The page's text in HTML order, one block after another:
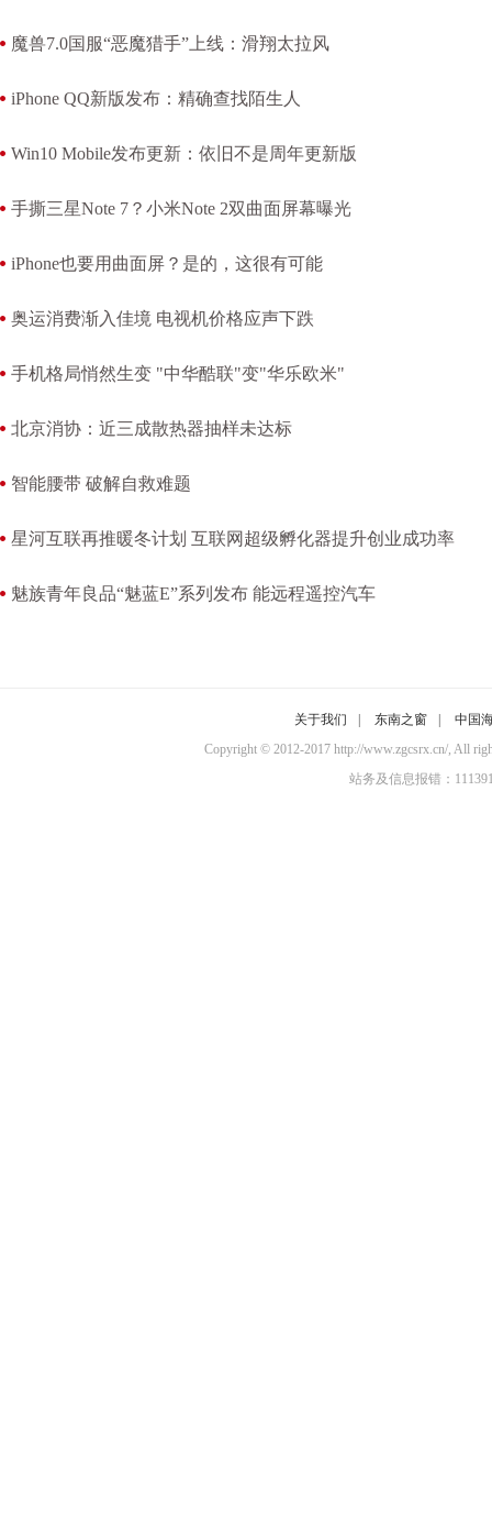
魔兽7.0国服“恶魔猎手”上线：滑翔太拉风
iPhone QQ新版发布：精确查找陌生人
Win10 Mobile发布更新：依旧不是周年更新版
手撕三星Note 7？小米Note 2双曲面屏幕曝光
iPhone也要用曲面屏？是的，这很有可能
奥运消费渐入佳境 电视机价格应声下跌
手机格局悄然生变 "中华酷联"变"华乐欧米"
北京消协：近三成散热器抽样未达标
智能腰带 破解自救难题
星河互联再推暖冬计划 互联网超级孵化器提升创业成功率
魅族青年良品“魅蓝E”系列发布 能远程遥控汽车
关于我们 东南之窗
中国
Copyright © 2012-2017 http://www.zgcsrx.cn/, All
站务及信息报错：